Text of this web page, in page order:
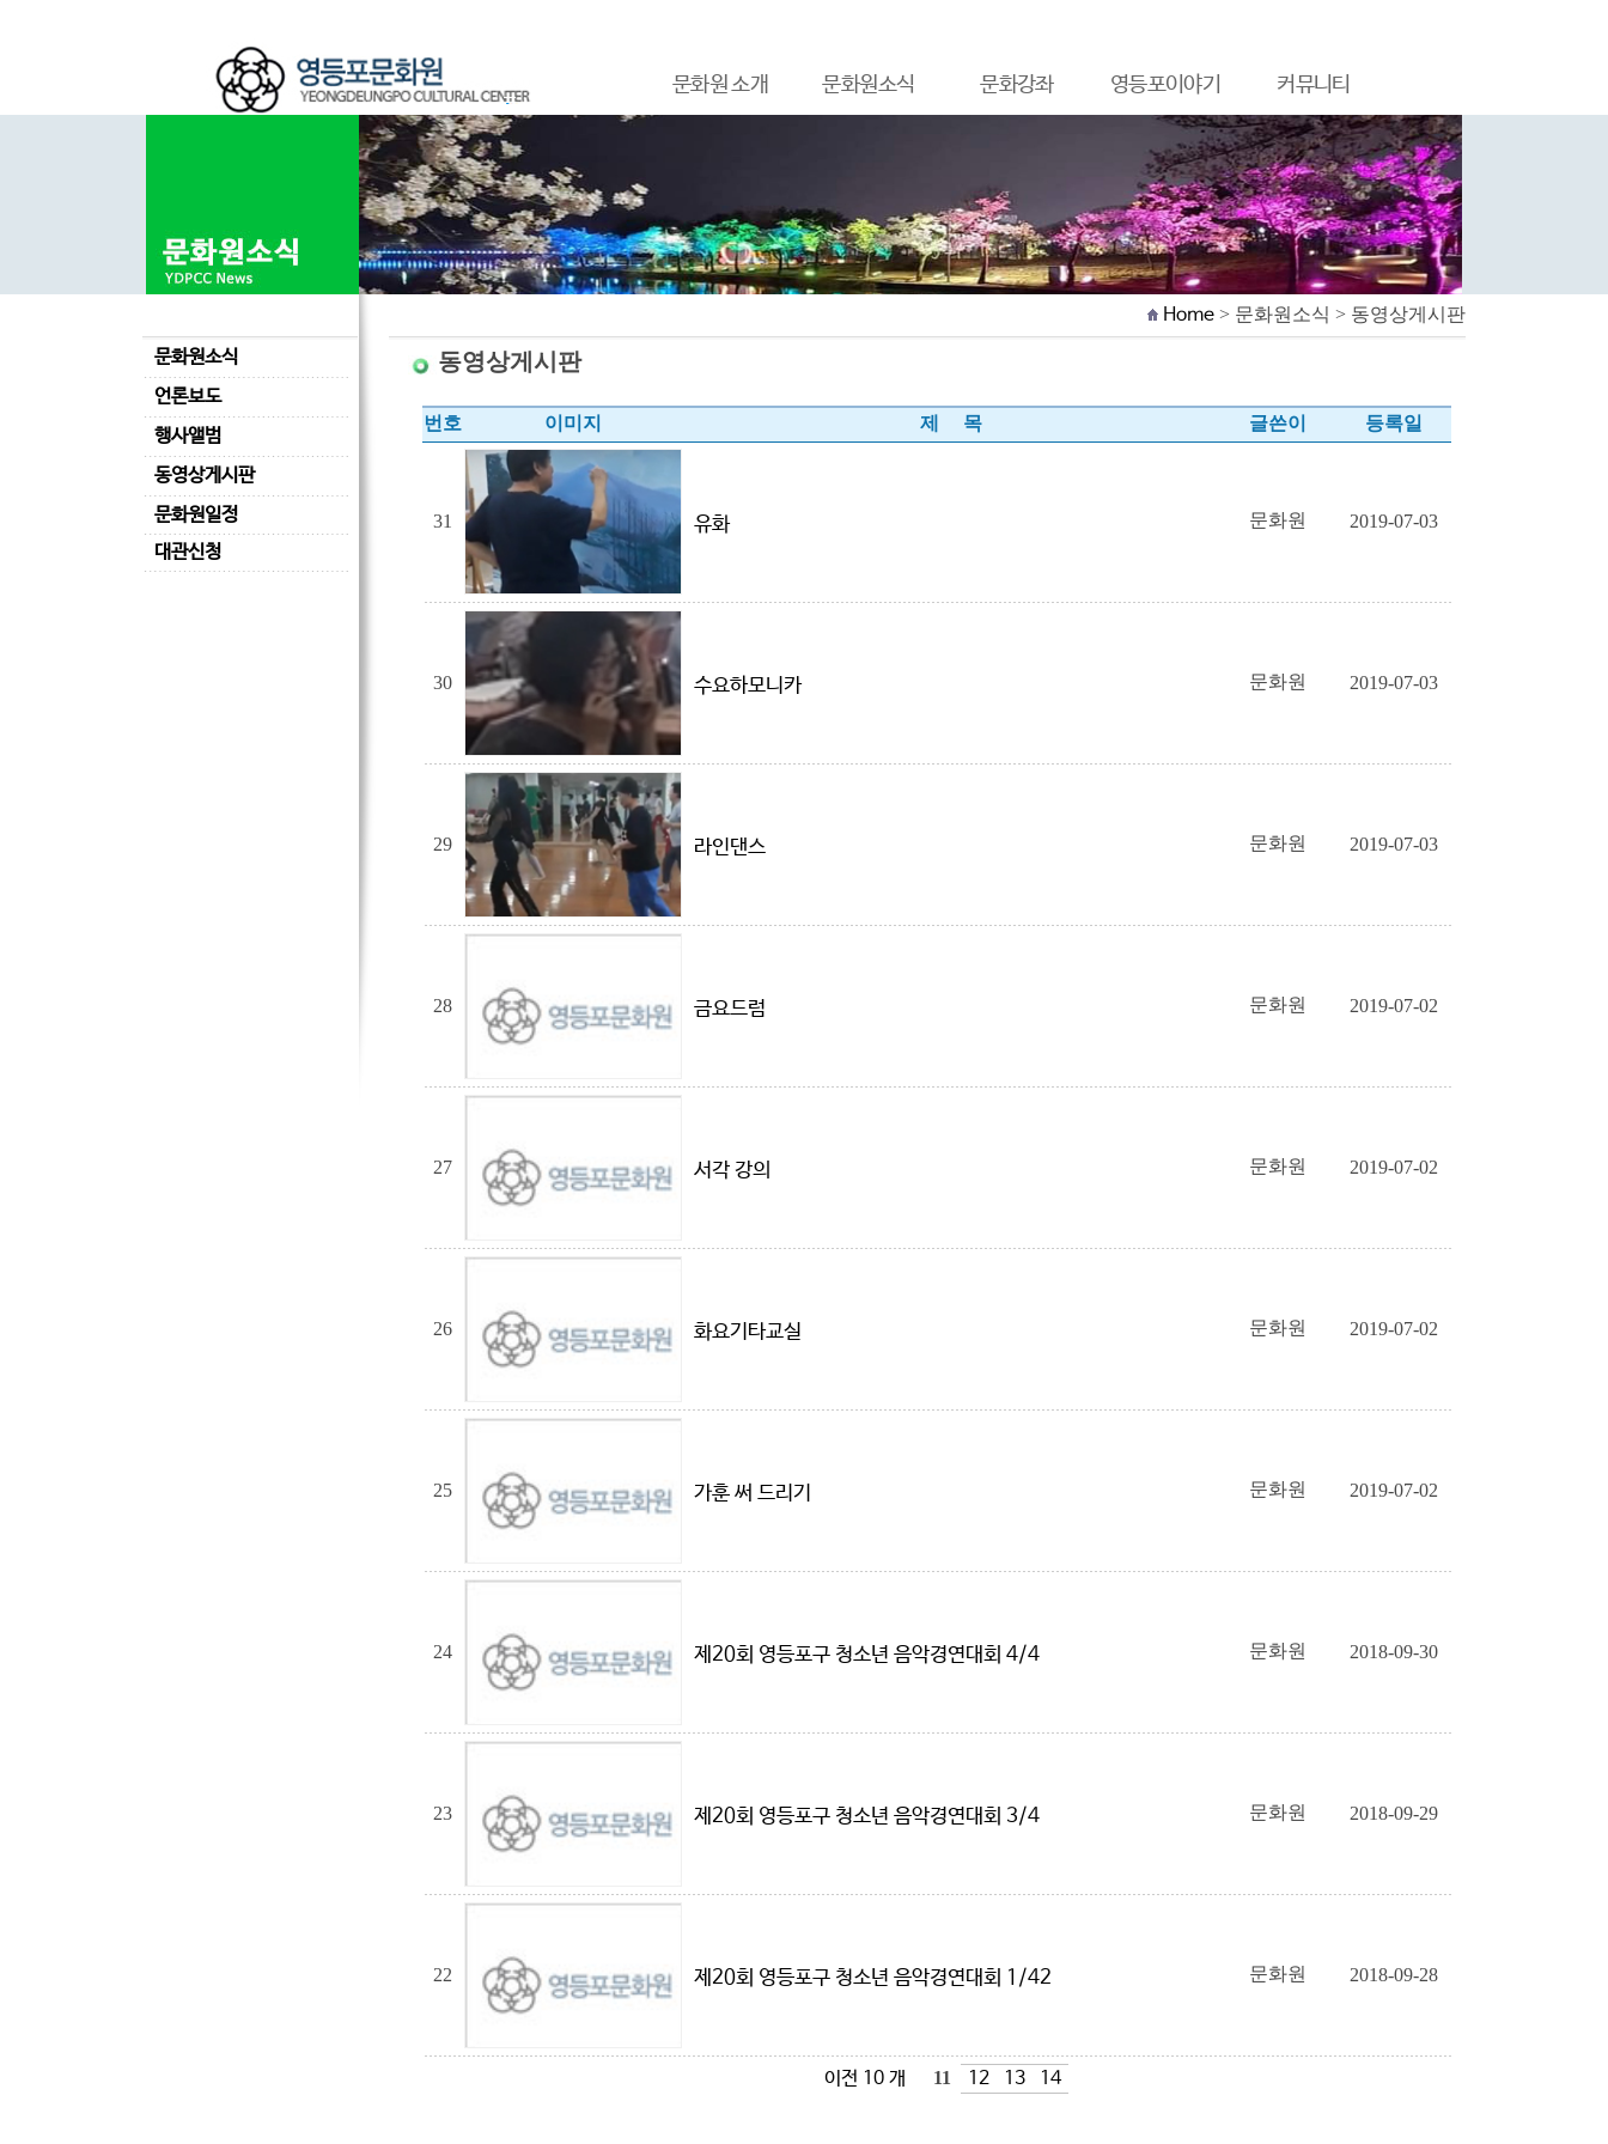
문화원 소개 문화원소식 문화강좌 영등포이야기 커뮤니티
문화원소식
언론보도
행사앨범
동영상게시판
문화원일정
대관신청
Home > 문화원소식 > 동영상게시판
동영상게시판
번호 이미지 제 목 글쓴이 등록일
31 유화 문화원 2019-07-03
30 수요하모니카 문화원 2019-07-03
29 라인댄스 문화원 2019-07-03
28 금요드럼 문화원 2019-07-02
27 서각 강의 문화원 2019-07-02
26 화요기타교실 문화원 2019-07-02
25 가훈 써 드리기 문화원 2019-07-02
24 제20회 영등포구 청소년 음악경연대회 4/4 문화원 2018-09-30
23 제20회 영등포구 청소년 음악경연대회 3/4 문화원 2018-09-29
22 제20회 영등포구 청소년 음악경연대회 1/42 문화원 2018-09-28
이전 10 개 11 12 13 14